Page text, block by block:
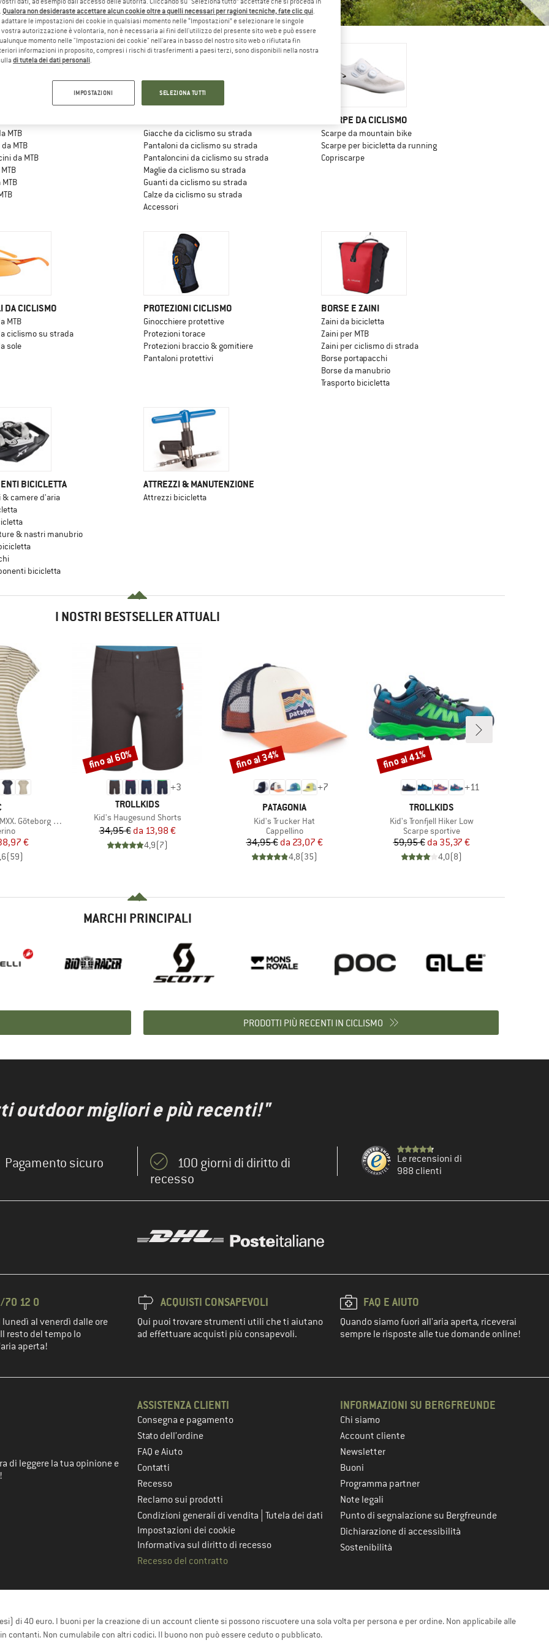
MTB
MTB
da MTB
Giacche da ciclismo su strada
Pantaloni da ciclismo su strada
Pantaloncini da ciclismo su strada
Maglie da ciclismo su strada
Guanti da ciclismo su strada
Calze da ciclismo su strada
Accessori
SCARPE DA CICLISMO
Scarpe da mountain bike
Scarpe per bicicletta da running
Copriscarpe
DA CICLISMO
MTB
ciclismo su strada
sole
PROTEZIONI CICLISMO
Ginocchiere protettive
Protezioni torace
Protezioni braccio & gomitiere
Pantaloni protettivi
BORSE E ZAINI
Zaini da bicicletta
Zaini per MTB
Zaini per ciclismo di strada
Borse portapacchi
Borse da manubrio
Trasporto bicicletta
BICICLETTA
& camere d'aria
& nastri manubrio
bicicletta
ATTREZZI & MANUTENZIONE
Attrezzi bicicletta
I NOSTRI BESTSELLER ATTUALI
Loose Tee St
ridotto
€
(59)
+3
MARCHIO
TROLLKIDS
Articolo
Kid's Haugesund Shorts
Prezzo
34,95 € Prezzo ridotto
da 13,98 €
4,9(7)
Sconto
fino al 60%
+7
MARCHIO
PATAGONIA
Articolo
Kid's Trucker Hat
Gruppo di prodotti
Cappellino
Prezzo
34,95 € Prezzo ridotto
da 23,07 €
4,8(35)
Sconto
fino al 34%
+11
MARCHIO
TROLLKIDS
Articolo
Kid's Tronfjell Hiker Low
Gruppo di prodotti
Scarpe sportive
Prezzo
59,95 € Prezzo ridotto
da 35,37 €
4,0(8)
Sconto
fino al 41%
MARCHI PRINCIPALI
PRODOTTI PIÙ RECENTI IN CICLISMO
outdoor migliori e più recenti!"
Pagamento sicuro
100 giorni di diritto di
recesso
Le recensioni di
988 clienti
70 12 0
lunedì al venerdì dalle ore
resto del tempo lo
aperta!
ACQUISTI CONSAPEVOLI
Qui puoi trovare strumenti utili che ti aiutano
ad effettuare acquisti più consapevoli.
FAQ E AIUTO
Quando siamo fuori all'aria aperta, riceverai
sempre le risposte alle tue domande online!
successivo
di leggere la tua opinione e
ASSISTENZA CLIENTI
Consegna e pagamento
Stato dell’ordine
FAQ e Aiuto
Contatti
Recesso
Reclamo sui prodotti
Condizioni generali di vendita Tutela dei dati
Impostazioni dei cookie
Informativa sul diritto di recesso
Recesso del contratto
INFORMAZIONI SU BERGFREUNDE
Chi siamo
Account cliente
Newsletter
Buoni
Programma partner
Note legali
Punto di segnalazione su Bergfreunde
Dichiarazione di accessibilità
Sostenibilità
di 40 euro. I buoni per la creazione di un account cliente si possono riscuotere una sola volta per persona e per ordine. Non applicabile alle
contanti. Non cumulabile con altri codici. Il buono non può essere ceduto o pubblicato.
Qualora non desideraste accettare alcun cookie oltre a quelli necessari per ragioni tecniche, fate clic qui
adattare le impostazioni dei cookie in qualsiasi momento nelle “Impostazioni” e selezionare le singole
autorizzazione è volontaria, non è necessaria ai fini dell'utilizzo del presente sito web e può essere
momento nelle "Impostazioni dei cookie" nell'area in basso del nostro sito web o rifiutata fin
informazioni in proposito, compresi i rischi di trasferimenti a paesi terzi, sono disponibili nella nostra
di tutela dei dati personali
IMPOSTAZIONI SELEZIONA TUTTI